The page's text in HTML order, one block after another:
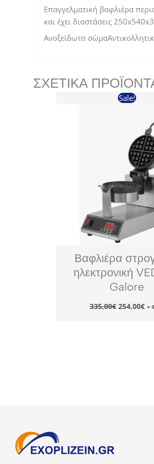
Επαγγελματική βαφλιέρα
και έχει διαστάσεις
Ανοξείδωτο
ΣΧΕΤΙΚΆ
Sale!
Βαφλιέρα
ηλεκτρονική
Galore
335,00€ Original
price
254,00€Η+